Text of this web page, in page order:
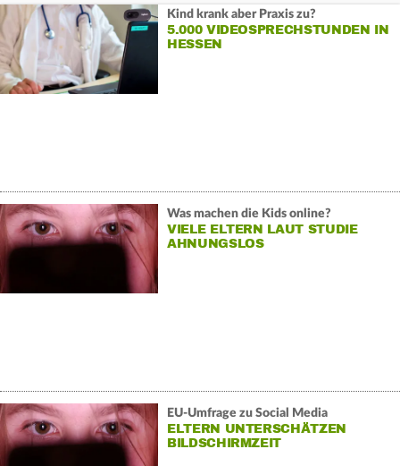
Kind krank aber Praxis zu?
5.000 VIDEOSPRECHSTUNDEN IN
HESSEN
Was machen die Kids online?
VIELE ELTERN LAUT STUDIE
AHNUNGSLOS
EU-Umfrage zu Social Media
ELTERN UNTERSCHÄTZEN
BILDSCHIRMZEIT